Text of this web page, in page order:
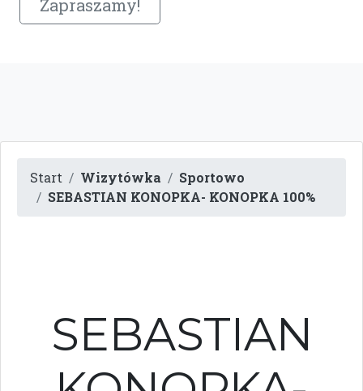
Zapraszamy!
Start Wizytówka
Sportowo
SEBASTIAN KONOPKA- KONOPKA 100%
SEBASTIAN